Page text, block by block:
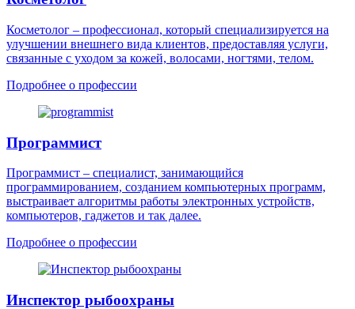
Косметолог – профессионал, который специализируется на
улучшении внешнего вида клиентов, предоставляя услуги,
связанные с уходом за кожей, волосами, ногтями, телом.
Подробнее о профессии
Программист
Программист – специалист, занимающийся
программированием, созданием компьютерных программ,
выстраивает алгоритмы работы электронных устройств,
компьютеров, гаджетов и так далее.
Подробнее о профессии
Инспектор рыбоохраны